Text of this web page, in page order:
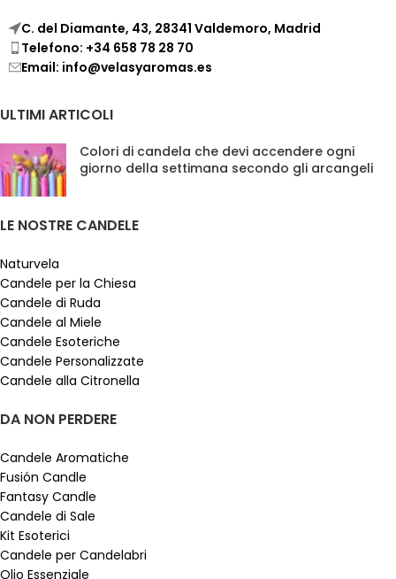
C. del Diamante, 43, 28341 Valdemoro, Madrid
Telefono: +34 658 78 28 70
Email: info@velasyaromas.es
ULTIMI ARTICOLI
Colori di candela che devi accendere ogni
giorno della settimana secondo gli arcangeli
LE NOSTRE CANDELE
Naturvela
Candele per la Chiesa
Candele di Ruda
Candele al Miele
Candele Esoteriche
Candele Personalizzate
Candele alla Citronella
DA NON PERDERE
Candele Aromatiche
Fusión Candle
Fantasy Candle
Candele di Sale
Kit Esoterici
Candele per Candelabri
Olio Essenziale